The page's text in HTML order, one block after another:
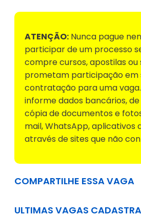
ATENÇÃO: Nunca pague
participar de um processo
compre cursos, apostilas ou
prometam participação em
contratação para uma vaga.
informe dados bancários,
cópia de documentos e
mail, WhatsApp, aplicativos
através de sites que não
COMPARTILHE ESSA VAGA
ULTIMAS VAGAS